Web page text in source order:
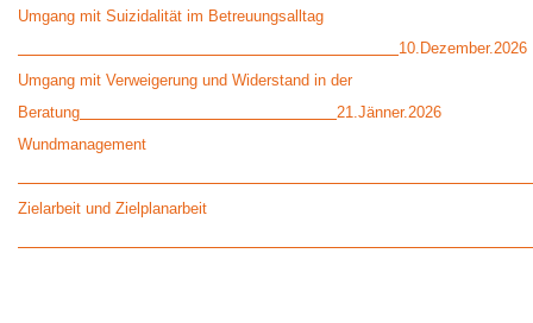
Umgang mit Suizidalität im Betreuungsalltag
10.Dezember.2026
Umgang mit Verweigerung und Widerstand in der
Beratung
21.Jänner.2026
Wundmanagement
Zielarbeit und Zielplanarbeit